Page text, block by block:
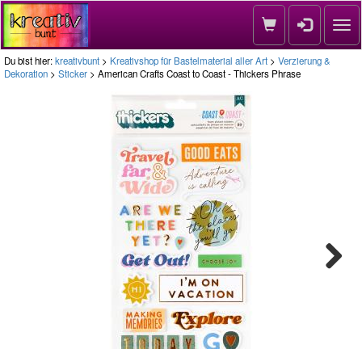
Du bist hier:kreativbunt > Kreativshop für Bastelmaterial aller Art > Verzierung &
Dekoration > Sticker > American Crafts Coast to Coast - Thickers Phrase